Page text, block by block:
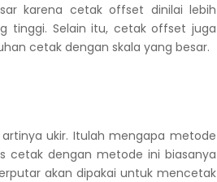
karena cetak offset dinilai lebih
tinggi. Selain itu, cetak offset juga
cetak dengan skala yang besar.
artinya ukir. Itulah mengapa metode
cetak dengan metode ini biasanya
akan dipakai untuk mencetak